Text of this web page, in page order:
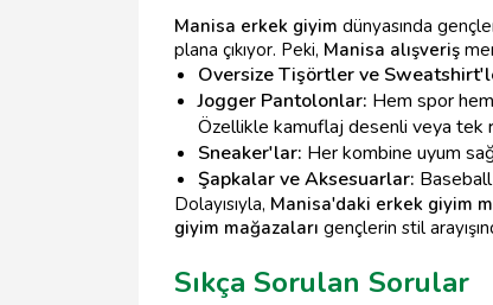
Manisa erkek giyim dünyasında
plana çıkıyor. Peki, Manisa alışveriş
Oversize Tişörtler ve
Jogger Pantolonlar: Hem spor
Özellikle kamuflaj desenli veya tek
Sneaker'lar: Her kombine uyum
Şapkalar ve Aksesuarlar: Baseball
Dolayısıyla, Manisa'daki erkek giyim
giyim mağazaları gençlerin stil
Sıkça Sorulan Sorular